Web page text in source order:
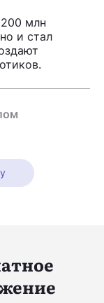
млн
и стал